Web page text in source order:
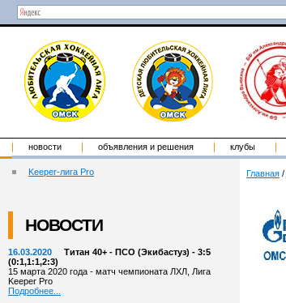
новости объявления и решения клубы
Keeper-лига Pro
НОВОСТИ
16.03.2020
Титан 40+ - ПСО (Экибастуз) - 3:5
(0:1,1:1,2:3)
15 марта 2020 года - матч чемпионата ЛХЛ, Лига
Keeper Pro
Подробнее...
Главная /